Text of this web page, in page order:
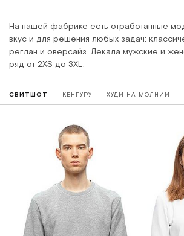
На нашей фабрике есть отработанные
вкус и для решения любых задач:
реглан и оверсайз. Лекала мужские и
ряд от 2XS до 3XL.
СВИТШОТ КЕНГУРУ ХУДИ НА МОЛНИИ